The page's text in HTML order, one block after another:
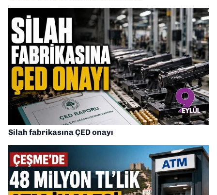
Silah fabrikasına ÇED onayı